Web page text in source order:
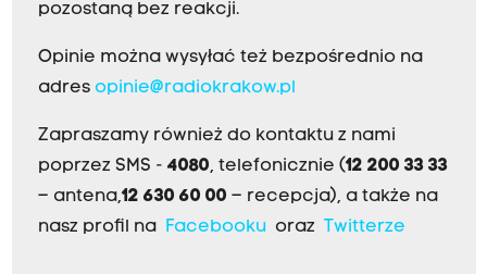
pozostaną bez reakcji.
Opinie można wysyłać też bezpośrednio na
adres opinie@radiokrakow.pl
Zapraszamy również do kontaktu z nami
poprzez SMS - 4080, telefonicznie (12 200 33 33
– antena,12 630 60 00 – recepcja), a także na
nasz profil na Facebookuoraz Twitterze